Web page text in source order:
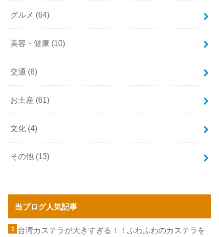
グルメ (64)
美容・健康 (10)
交通 (6)
お土産 (61)
文化 (4)
その他 (13)
当ブログ人気記事
台湾カステラが大きすぎる！！ふわふわのカステラを